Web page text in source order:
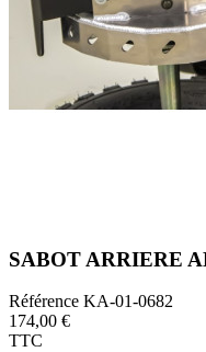
SABOT ARRIERE
Référence KA-01-0682
174,00 €
TTC